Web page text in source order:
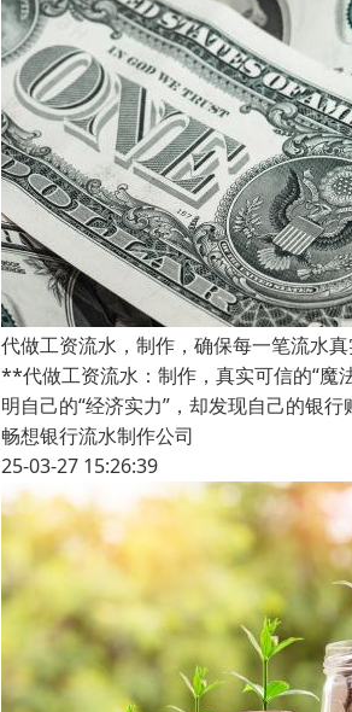
代做工资流水，制作，确保每一笔流水
**代做工资流水：制作，真实可信的“魔
明自己的“经济实力”，却发现自己的银
畅想银行流水制作公司
25-03-27 15:26:39